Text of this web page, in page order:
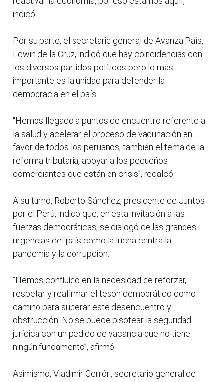
indicó.
Por su parte, el secretario general de Avanza País,
Edwin de la Cruz, indicó que hay coincidencias con
los diversos partidos políticos pero lo más
importante es la unidad para defender la
democracia en el país.
“Hemos llegado a puntos de encuentro referente a
la salud y acelerar el proceso de vacunación en
favor de todos los peruanos, también el tema de la
reforma tributaria, apoyar a los pequeños
comerciantes que están en crisis”, recalcó.
A su turno, Roberto Sánchez, presidente de Juntos
por el Perú, indicó que, en esta invitación a las
fuerzas democráticas, se dialogó de las grandes
urgencias del país como la lucha contra la
pandemia y la corrupción.
“Hemos confluido en la necesidad de reforzar,
respetar y reafirmar el tesón democrático como
camino para superar este desencuentro y
obstrucción. No se puede pisotear la seguridad
jurídica con un pedido de vacancia que no tiene
ningún fundamento”, afirmó.
Asimismo, Vladimir Cerrón, secretario general de